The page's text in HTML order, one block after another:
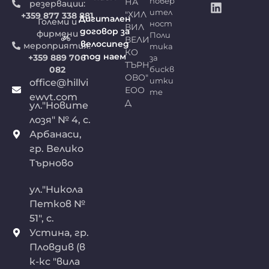
резервации:
+359 877 338 881
Големи и
фирмени
мероприятия:
+359 889 706
082
office@hillvi
ewvt.com
ул."Новите
лозя" № 4, с.
Арбанаси,
гр. Велико
Търново
ул."Никола
Петков №
51", с.
Устина, гр.
Пловдив (в
к-кс "вила
Дигитален
договор за
велосипед
под наем
"ХИЛ
ВИЛ
ВЕЛИ
КО
ТЪРН
ОВО"
ЕОО
Д
ител
ност
Поли
тика
за
бискв
итки
те